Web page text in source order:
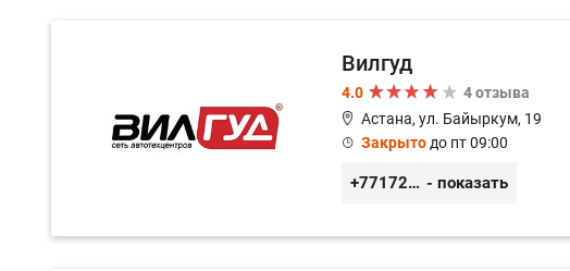
Вилгуд
4.0
4 отзыва
Астана, ул. Байыркум, 19
Закрытодо пт 09:00
+77172978380 - показать